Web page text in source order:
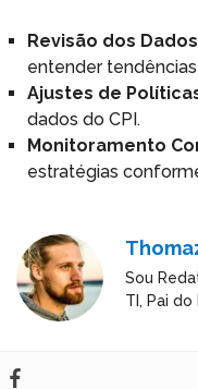
Revisão dos
entender
Ajustes de
dados do CPI.
Monitoramento
estratégias
Sou
TI, Pai